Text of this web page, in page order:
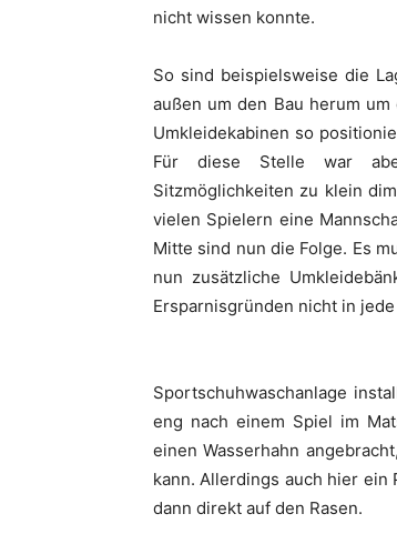
nicht wissen konnte.
So sind beispielsweise die
außen um den Bau herum
Umkleidekabinen so
Für diese Stelle war
Sitzmöglichkeiten zu klein
vielen Spielern eine
Mitte sind nun die Folge. Es
nun zusätzliche
Ersparnisgründen nicht in
Sportschuhwaschanlage
eng nach einem Spiel im
einen Wasserhahn
kann. Allerdings auch hier
dann direkt auf den Rasen.